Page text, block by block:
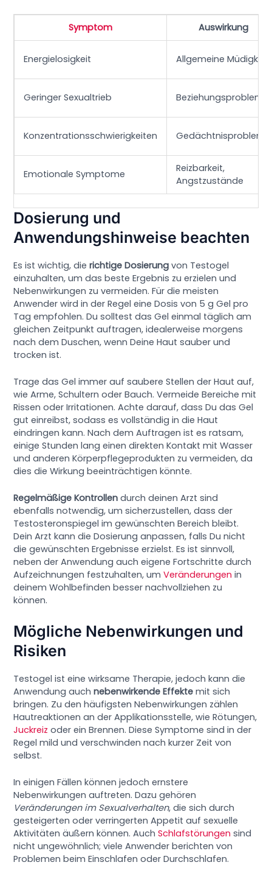
Symptom Auswirkung
Energielosigkeit Allgemeine Müdigkeit
Geringer Sexualtrieb Beziehungsprobleme
Konzentrationsschwierigkeiten Gedächtnisprobleme
Emotionale Symptome
Reizbarkeit,
Angstzustände
Dosierung und
Anwendungshinweise beachten
Es ist wichtig, dierichtige Dosierung von Testogel
einzuhalten, um das beste Ergebnis zu erzielen und
Nebenwirkungen zu vermeiden. Für die meisten
Anwender wird in der Regel eine Dosis von 5 g Gel pro
Tag empfohlen. Du solltest das Gel einmal täglich am
gleichen Zeitpunkt auftragen, idealerweise morgens
nach dem Duschen, wenn Deine Haut sauber und
trocken ist.
Trage das Gel immer auf saubere Stellen der Haut auf,
wie Arme, Schultern oder Bauch. Vermeide Bereiche mit
Rissen oder Irritationen. Achte darauf, dass Du das Gel
gut einreibst, sodass es vollständig in die Haut
eindringen kann. Nach dem Auftragen ist es ratsam,
einige Stunden lang einen direkten Kontakt mit Wasser
und anderen Körperpflegeprodukten zu vermeiden, da
dies die Wirkung beeinträchtigen könnte.
Regelmäßige Kontrollen durch deinen Arzt sind
ebenfalls notwendig, um sicherzustellen, dass der
Testosteronspiegel im gewünschten Bereich bleibt.
Dein Arzt kann die Dosierung anpassen, falls Du nicht
die gewünschten Ergebnisse erzielst. Es ist sinnvoll,
neben der Anwendung auch eigene Fortschritte durch
Aufzeichnungen festzuhalten, umVeränderungen in
deinem Wohlbefinden besser nachvollziehen zu
können.
Mögliche Nebenwirkungen und
Risiken
Testogel ist eine wirksame Therapie, jedoch kann die
Anwendung auchnebenwirkende Effekte mit sich
bringen. Zu den häufigsten Nebenwirkungen zählen
Hautreaktionen an der Applikationsstelle, wie Rötungen,
Juckreiz oder ein Brennen. Diese Symptome sind in der
Regel mild und verschwinden nach kurzer Zeit von
selbst.
In einigen Fällen können jedoch ernstere
Nebenwirkungen auftreten. Dazu gehören
Veränderungen im Sexualverhalten, die sich durch
gesteigerten oder verringerten Appetit auf sexuelle
Aktivitäten äußern können. AuchSchlafstörungen sind
nicht ungewöhnlich; viele Anwender berichten von
Problemen beim Einschlafen oder Durchschlafen.